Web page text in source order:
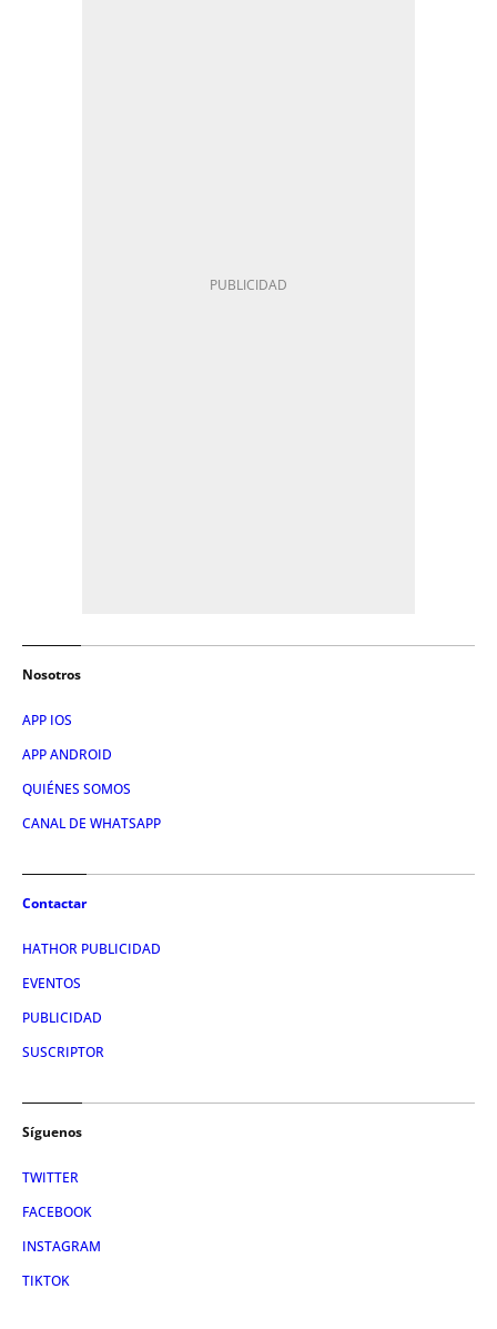
Nosotros
APP IOS
APP ANDROID
QUIÉNES SOMOS
CANAL DE WHATSAPP
Contactar
HATHOR PUBLICIDAD
EVENTOS
PUBLICIDAD
SUSCRIPTOR
Síguenos
TWITTER
FACEBOOK
INSTAGRAM
TIKTOK